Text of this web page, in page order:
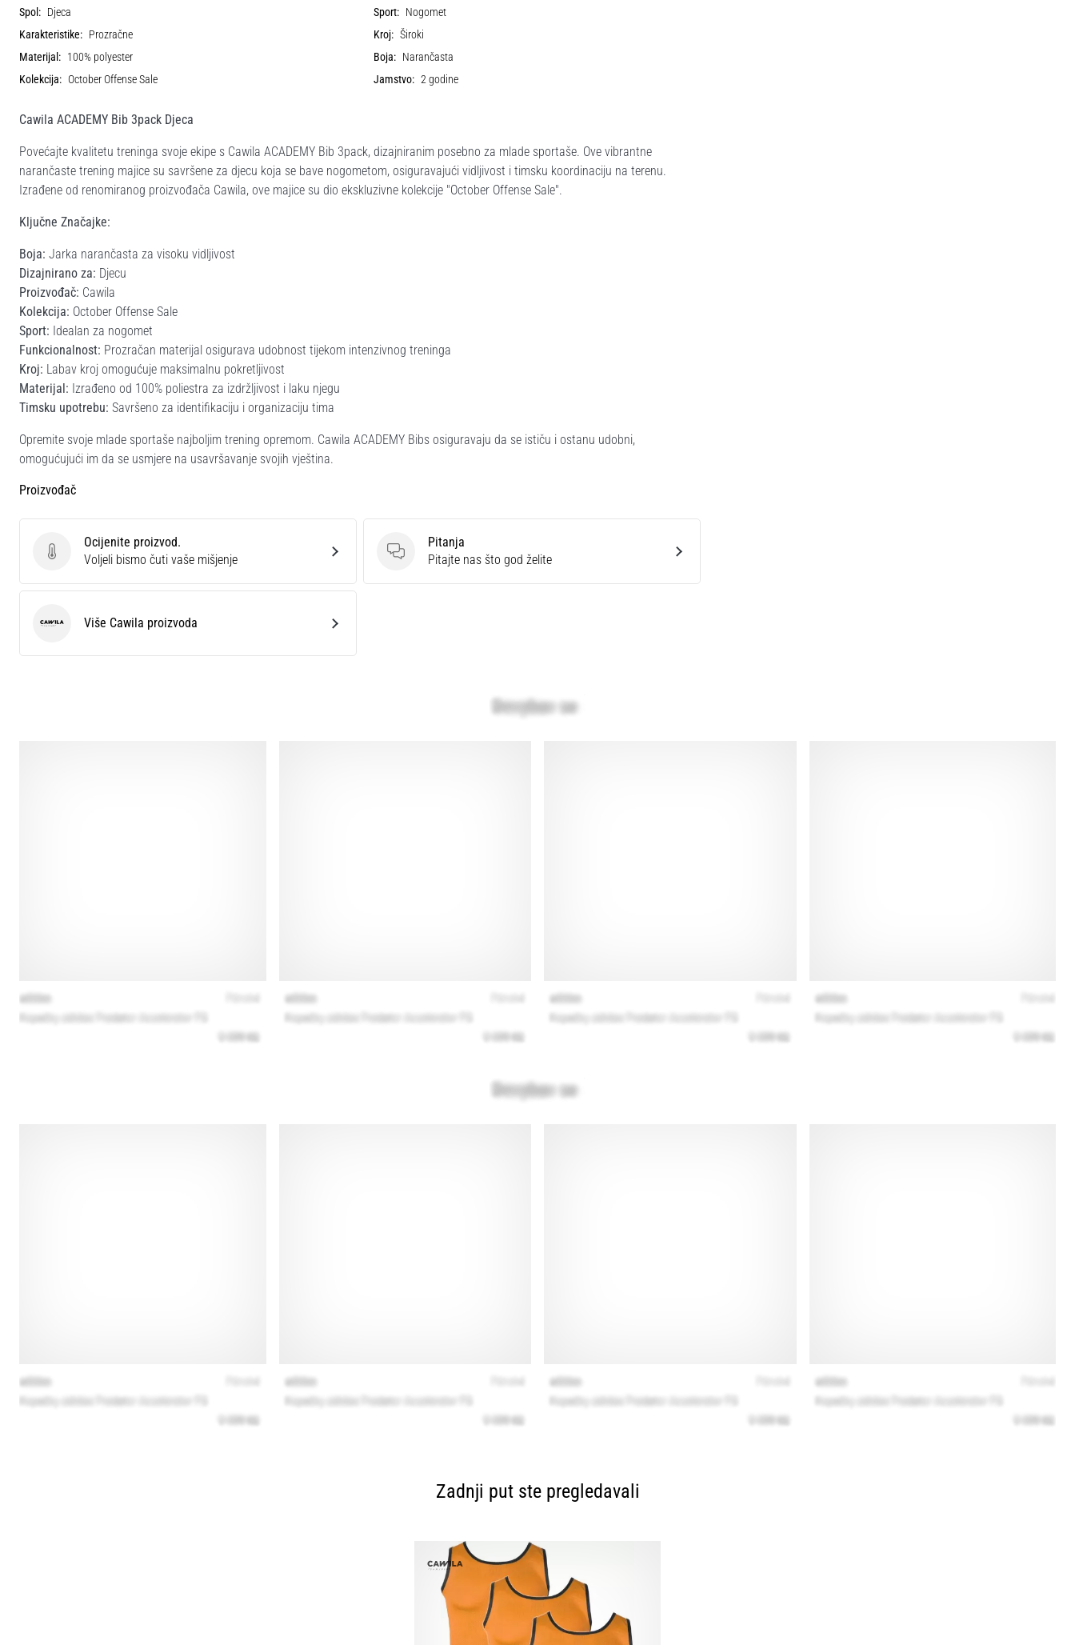
Spol: Djeca Sport: Nogomet
Karakteristike: Prozračne Kroj: Široki
Materijal: 100% polyester Boja: Narančasta
Kolekcija: October Offense Sale Jamstvo: 2 godine
Cawila ACADEMY Bib 3pack Djeca
Povećajte kvalitetu treninga svoje ekipe s Cawila ACADEMY Bib 3pack, dizajniranim posebno za mlade sportaše. Ove vibrantne
narančaste trening majice su savršene za djecu koja se bave nogometom, osiguravajući vidljivost i timsku koordinaciju na terenu.
Izrađene od renomiranog proizvođača Cawila, ove majice su dio ekskluzivne kolekcije "October Offense Sale".
Ključne Značajke:
Boja: Jarka narančasta za visoku vidljivost
Dizajnirano za: Djecu
Proizvođač: Cawila
Kolekcija: October Offense Sale
Sport: Idealan za nogomet
Funkcionalnost: Prozračan materijal osigurava udobnost tijekom intenzivnog treninga
Kroj: Labav kroj omogućuje maksimalnu pokretljivost
Materijal: Izrađeno od 100% poliestra za izdržljivost i laku njegu
Timsku upotrebu: Savršeno za identifikaciju i organizaciju tima
Opremite svoje mlade sportaše najboljim trening opremom. Cawila ACADEMY Bibs osiguravaju da se ističu i ostanu udobni,
omogućujući im da se usmjere na usavršavanje svojih vještina.
Proizvođač
Ocijenite proizvod.
Ocijenite proizvod.
Voljeli bismo čuti vaše mišjenje
Pitanja
Pitanja
Pitajte nas što god želite
Cawila Više Cawila proizvoda
Zadnji put ste pregledavali